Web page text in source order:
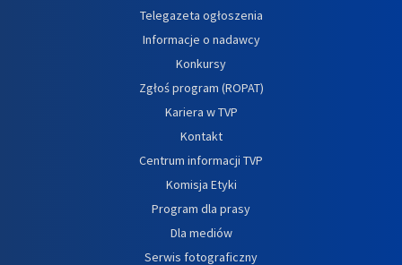
Telegazeta ogłoszenia
Informacje o nadawcy
Konkursy
Zgłoś program (ROPAT)
Kariera w TVP
Kontakt
Centrum informacji TVP
Komisja Etyki
Program dla prasy
Dla mediów
Serwis fotograficzny